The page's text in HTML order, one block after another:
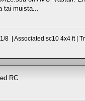
tai muista...
8 | Associated sc10 4x4 ft |
RC